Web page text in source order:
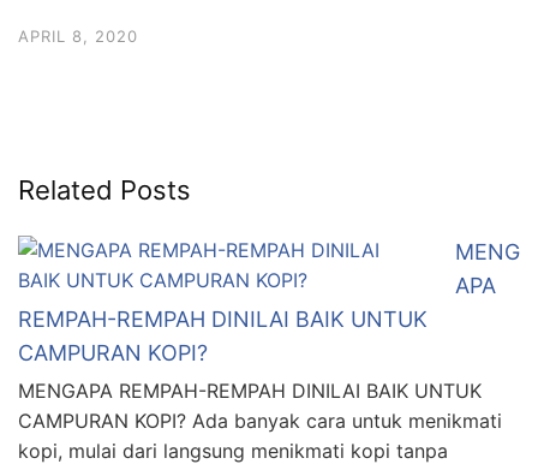
APRIL 8, 2020
Related Posts
MENG
APA
REMPAH-REMPAH DINILAI BAIK UNTUK
CAMPURAN KOPI?
MENGAPA REMPAH-REMPAH DINILAI BAIK UNTUK
CAMPURAN KOPI? Ada banyak cara untuk menikmati
kopi, mulai dari langsung menikmati kopi tanpa